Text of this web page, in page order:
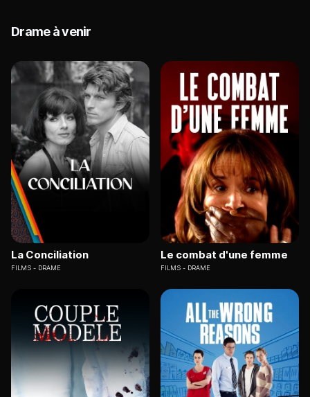
Drame à venir
La Conciliation
FILMS DRAME
Le combat d'une femme
FILMS DRAME